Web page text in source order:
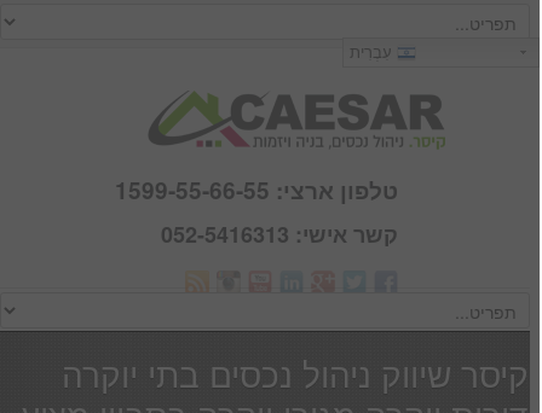
כניסה
טלפון ארצי: 1599-55-66-55
קשר אישי: 052-5416313
קיסר שיווק ניהול נכסים בתי יוקרה
עִבְרִית